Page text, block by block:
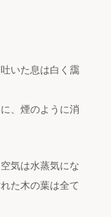
いた息は白く靄
、煙のように消
気は水蒸気にな
た木の葉は全て